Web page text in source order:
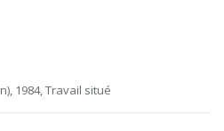
1984, Travail situé